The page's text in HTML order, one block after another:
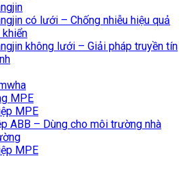
có lưới – Chống nhiễu hiệu quả
không lưới – Giải pháp truyền tín
MPE
MPE
ABB – Dùng cho môi trường nhà
MPE